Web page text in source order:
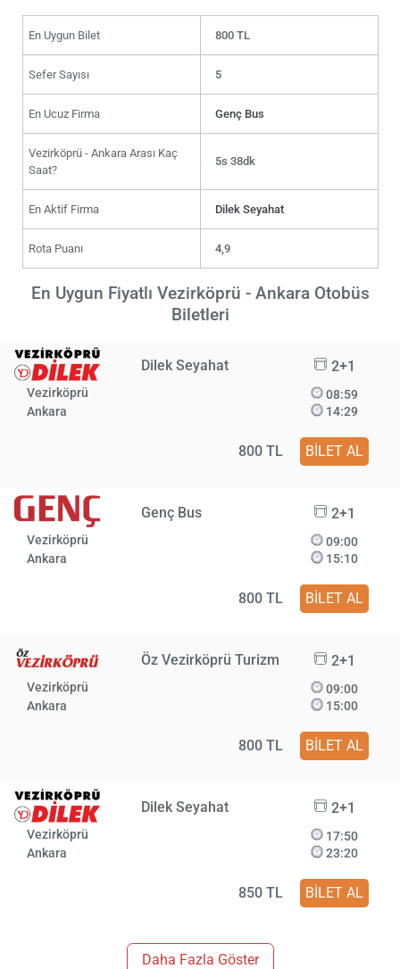
En Uygun Bilet 800 TL
Sefer Sayısı 5
En Ucuz Firma Genç Bus
Vezirköprü - Ankara Arası Kaç
Saat?
5s 38dk
En Aktif Firma Dilek Seyahat
Rota Puanı 4,9
En Uygun Fiyatlı Vezirköprü - Ankara Otobüs
Biletleri
Dilek Seyahat 2+1
Vezirköprü
Ankara
08:59
14:29
800 TL BİLET AL
Genç Bus 2+1
Vezirköprü
Ankara
09:00
15:10
800 TL BİLET AL
Öz Vezirköprü Turizm 2+1
Vezirköprü
Ankara
09:00
15:00
800 TL BİLET AL
Dilek Seyahat 2+1
Vezirköprü
Ankara
17:50
23:20
850 TL BİLET AL
Daha Fazla Göster